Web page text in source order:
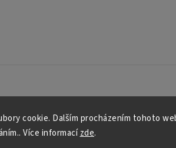
cookie. Dalším procházením tohoto
Více informacízde.